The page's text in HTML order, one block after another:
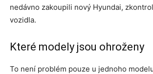
nedávno zakoupili nový Hyundai,
vozidla.
Které modely jsou ohroženy
To není problém pouze u jednoho